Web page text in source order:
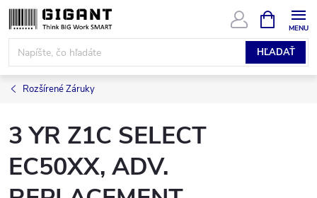
Prejsť
na
obsah
HĽADAŤ
KOŠÍK
Rozšírené Záruky
3 YR Z1C SELECT
EC50XX, ADV.